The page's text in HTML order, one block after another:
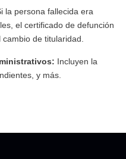
la persona fallecida era
el certificado de defunción
de titularidad.
Incluyen la
y más.